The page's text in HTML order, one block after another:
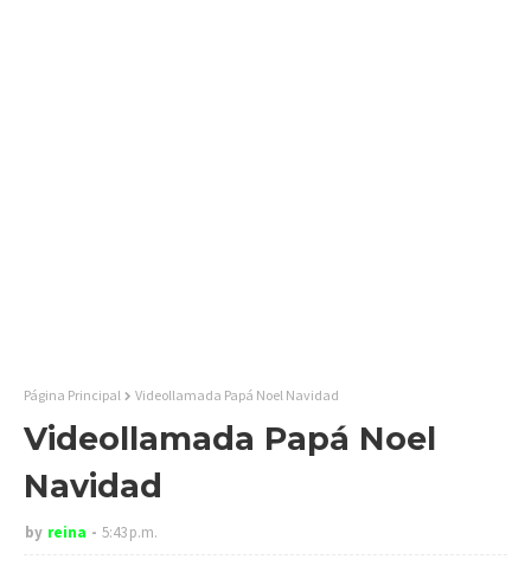
Página Principal Videollamada Papá Noel Navidad
Videollamada Papá Noel
Navidad
by reina 5:43 p.m.